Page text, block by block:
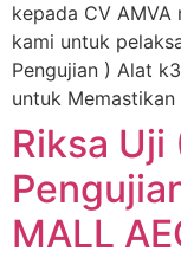
kepada CV
kami untuk
Pengujian ) Alat
untuk
Riksa Uji
MALL